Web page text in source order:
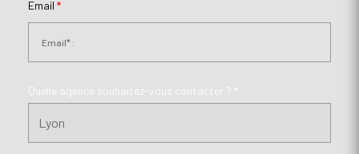
Email *
Quelle agence souhaitez-vous contacter ? *